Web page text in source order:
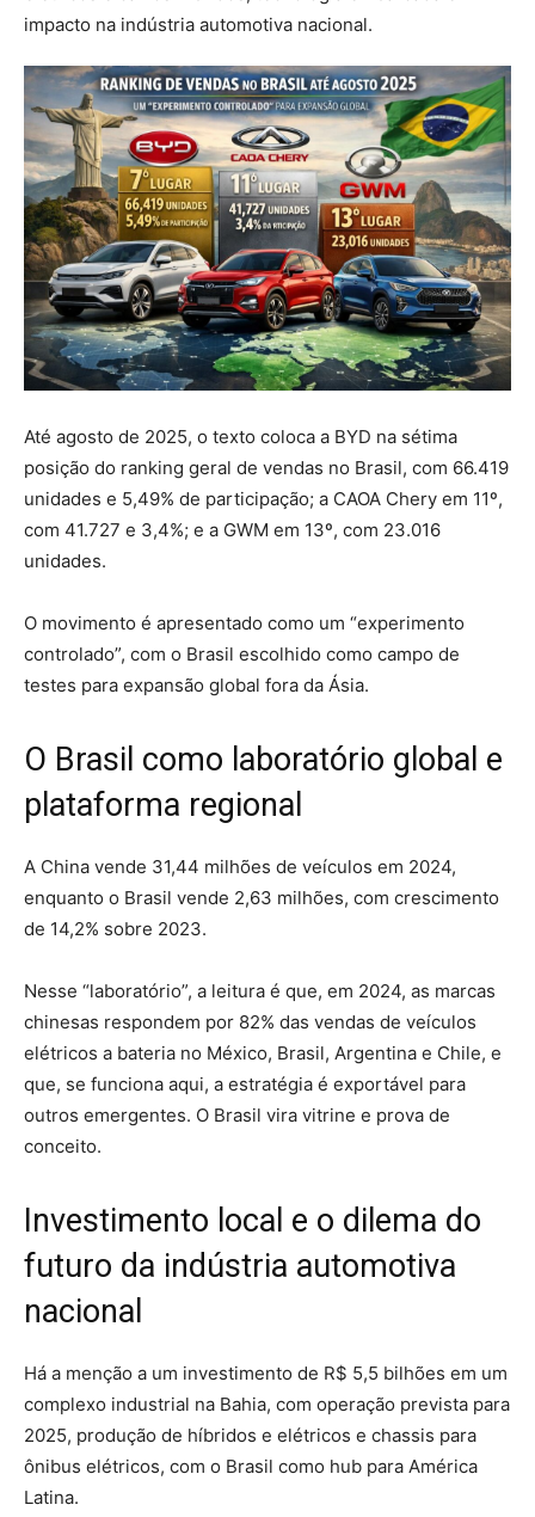
Até agosto de 2025, o texto coloca a BYD na sétima
posição do ranking geral de vendas no Brasil, com 66.419
unidades e 5,49% de participação; a CAOA Chery em 11º,
com 41.727 e 3,4%; e a GWM em 13º, com 23.016
unidades.
O movimento é apresentado como um “experimento
controlado”, com o Brasil escolhido como campo de
testes para expansão global fora da Ásia.
O Brasil como laboratório global e
plataforma regional
A China vende 31,44 milhões de veículos em 2024,
enquanto o Brasil vende 2,63 milhões, com crescimento
de 14,2% sobre 2023.
Nesse “laboratório”, a leitura é que, em 2024, as marcas
chinesas respondem por 82% das vendas de veículos
elétricos a bateria no México, Brasil, Argentina e Chile, e
que, se funciona aqui, a estratégia é exportável para
outros emergentes. O Brasil vira vitrine e prova de
conceito.
Investimento local e o dilema do
futuro da indústria automotiva
nacional
Há a menção a um investimento de R$ 5,5 bilhões em um
complexo industrial na Bahia, com operação prevista para
2025, produção de híbridos e elétricos e chassis para
ônibus elétricos, com o Brasil como hub para América
Latina.